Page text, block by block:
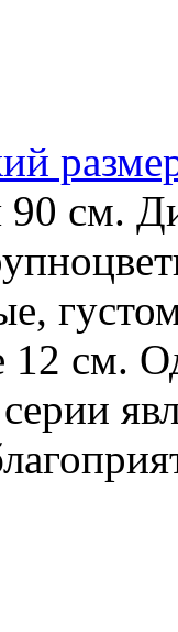
90 см.
12 см.